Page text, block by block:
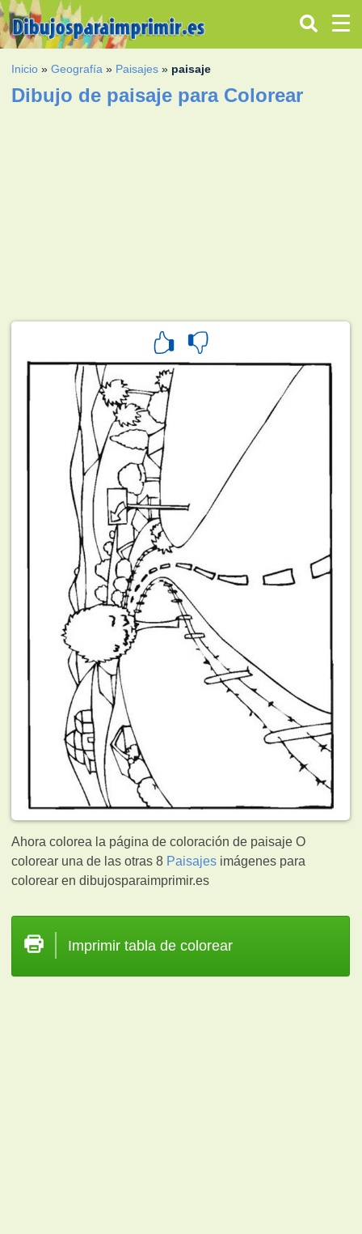
Inicio »Geografía » Paisajes » paisaje
Dibujo de paisaje para Colorear
Ahora colorea la página de coloración de paisaje O
colorear una de las otras 8 Paisajes imágenes para
colorear en dibujosparaimprimir.es
Imprimir tabla de colorear